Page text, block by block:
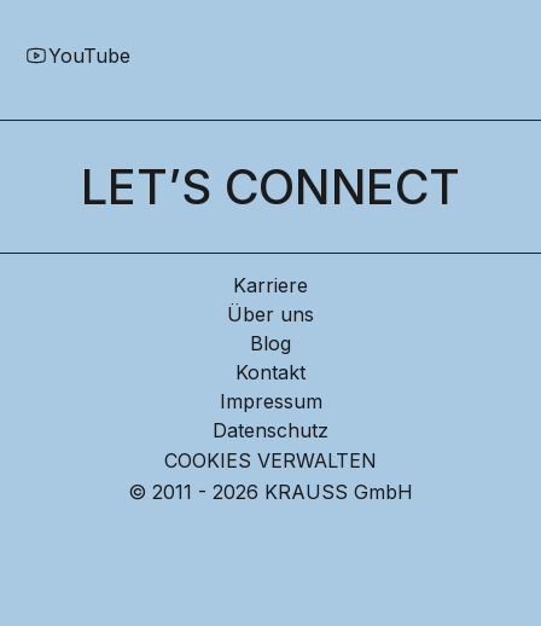
YouTube
LET’S CONNECT
Karriere
Über uns
Blog
Kontakt
Impressum
Datenschutz
COOKIES VERWALTEN
© 2011 - 2026 KRAUSS GmbH